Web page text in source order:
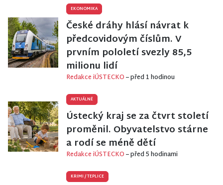
EKONOMIKA
České dráhy hlásí návrat k
předcovidovým číslům. V
prvním pololetí svezly 85,5
milionu lidí
Redakce iÚSTECKO– před 1 hodinou
AKTUÁLNĚ
Ústecký kraj se za čtvrt století
proměnil. Obyvatelstvo stárne
a rodí se méně dětí
Redakce iÚSTECKO– před 5 hodinami
KRIMI /TEPLICE